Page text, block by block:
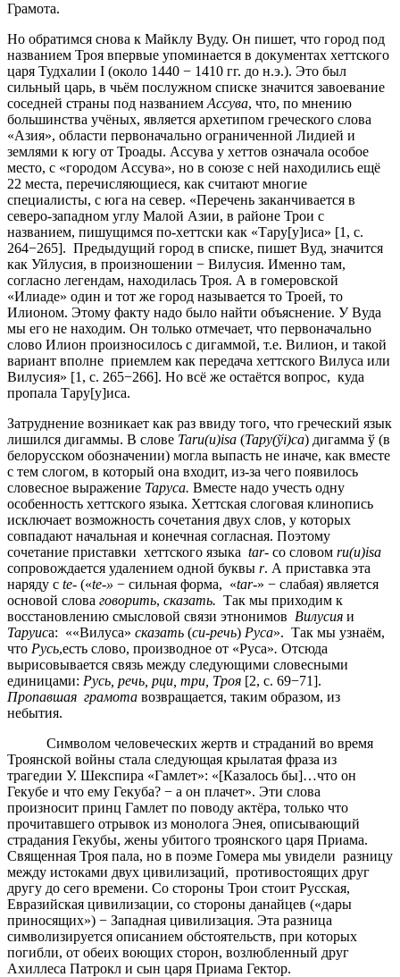
Грамота.
Но обратимся снова к Майклу Вуду. Он пишет, что город под
названием Троя впервые упоминается в документах хеттского
царя Тудхалии I (около 1440 − 1410 гг. до н.э.). Это был
сильный царь, в чьём послужном списке значится завоевание
соседней страны под названием Ассува, что, по мнению
большинства учёных, является архетипом греческого слова
«Азия», области первоначально ограниченной Лидией и
землями к югу от Троады. Ассува у хеттов означала особое
место, с «городом Ассува», но в союзе с ней находились ещё
22 места, перечисляющиеся, как считают многие
специалисты, с юга на север. «Перечень заканчивается в
северо-западном углу Малой Азии, в районе Трои с
названием, пишущимся по-хеттски как «Тару[у]иса» [1, c.
264−265]. Предыдущий город в списке, пишет Вуд, значится
как Уйлусия, в произношении − Вилусия. Именно там,
согласно легендам, находилась Троя. А в гомеровской
«Илиаде» один и тот же город называется то Троей, то
Илионом. Этому факту надо было найти объяснение. У Вуда
мы его не находим. Он только отмечает, что первоначально
слово Илион произносилось с дигаммой, т.е. Вилион, и такой
вариант вполне приемлем как передача хеттского Вилуса или
Вилусия» [1, c. 265−266]. Но всё же остаётся вопрос, куда
пропала Тару[у]иса.
Затруднение возникает как раз ввиду того, что греческий язык
лишился дигаммы. В слове Taru(u)isa (Тару(ўi)са) дигамма ў (в
белорусском обозначении) могла выпасть не иначе, как вместе
с тем слогом, в который она входит, из-за чего появилось
словесное выражение Таруса. Вместе надо учесть одну
особенность хеттского языка. Хеттская слоговая клинопись
исключает возможность сочетания двух слов, у которых
совпадают начальная и конечная согласная. Поэтому
сочетание приставки хеттского языка tar- со словом ru(u)isa
сопровождается удалением одной буквы r. А приставка эта
наряду с te- («te-» − сильная форма, «tar-» − слабая) является
основой слова говорить, сказать. Так мы приходим к
восстановлению смысловой связи этнонимов Вилусия и
Таруиса: ««Вилуса» сказать (си-речь) Руса». Так мы узнаём,
что Русь,есть слово, производное от «Руса». Отсюда
вырисовывается связь между следующими словесными
единицами: Русь, речь, рци, три, Троя [2, c. 69−71].
Пропавшая грамота возвращается, таким образом, из
небытия.
Символом человеческих жертв и страданий во время
Троянской войны стала следующая крылатая фраза из
трагедии У. Шекспира «Гамлет»: «[Казалось бы]…что он
Гекубе и что ему Гекуба? − а он плачет». Эти слова
произносит принц Гамлет по поводу актёра, только что
прочитавшего отрывок из монолога Энея, описывающий
страдания Гекубы, жены убитого троянского царя Приама.
Священная Троя пала, но в поэме Гомера мы увидели разницу
между истоками двух цивилизаций, противостоящих друг
другу до сего времени. Со стороны Трои стоит Русская,
Евразийская цивилизации, со стороны данайцев («дары
приносящих») − Западная цивилизация. Эта разница
символизируется описанием обстоятельств, при которых
погибли, от обеих воющих сторон, возлюбленный друг
Ахиллеса Патрокл и сын царя Приама Гектор.